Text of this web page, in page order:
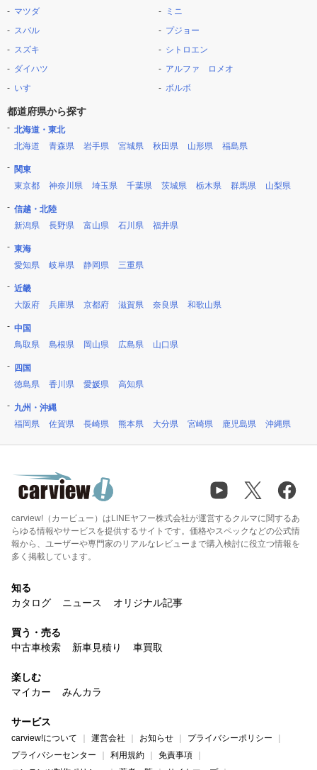
マツダ
スバル
スズキ
ダイハツ
いすゞ
ミニ
プジョー
シトロエン
アルファ ロメオ
ボルボ
都道府県から探す
北海道・東北
北海道
青森県 岩手県 宮城県 秋田県 山形県 福島県
関東
東京都
神奈川県 埼玉県 千葉県 茨城県 栃木県 群馬県 山梨県
信越・北陸
新潟県
長野県 富山県 石川県 福井県
東海
愛知県
岐阜県 静岡県 三重県
近畿
大阪府
兵庫県 京都府 滋賀県 奈良県 和歌山県
中国
鳥取県
島根県 岡山県 広島県 山口県
四国
徳島県
香川県 愛媛県 高知県
九州・沖縄
福岡県
佐賀県 長崎県 熊本県 大分県 宮崎県 鹿児島県 沖縄県
carview!（カービュー）はLINEヤフー株式会社が運営するクルマに関するあ
らゆる情報やサービスを提供するサイトです。価格やスペックなどの公式情
報から、ユーザーや専門家のリアルなレビューまで購入検討に役立つ情報を
多く掲載しています。
知る
カタログ
ニュース オリジナル記事
買う・売る
中古車検索
新車見積り 車買取
楽しむ
マイカー
みんカラ
サービス
carview!について 運営会社 お知らせ
プライバシーポリシー
プライバシーセンター
利用規約
免責事項